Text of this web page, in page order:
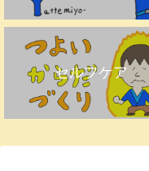
セルフケア